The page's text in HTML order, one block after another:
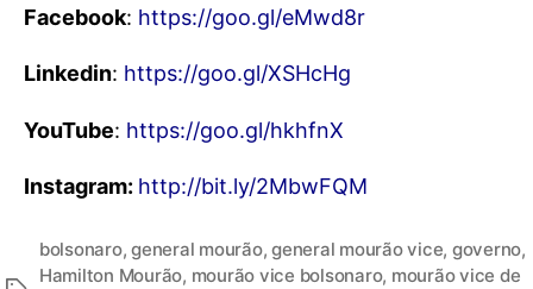
Facebook: https://goo.gl/eMwd8r
Linkedin: https://goo.gl/XSHcHg
YouTube: https://goo.gl/hkhfnX
Instagram: http://bit.ly/2MbwFQM
bolsonaro,general mourão,general mourão vice, governo,
Hamilton Mourão, mourão vice bolsonaro, mourão vice de